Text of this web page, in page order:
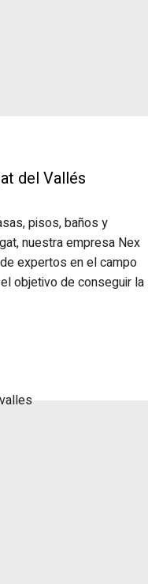
del Vallés
pisos, baños y
nuestra empresa Nex
expertos en el campo
objetivo de conseguir la